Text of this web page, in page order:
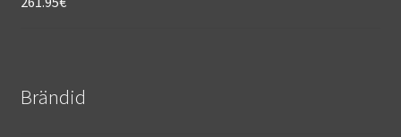
Brändid